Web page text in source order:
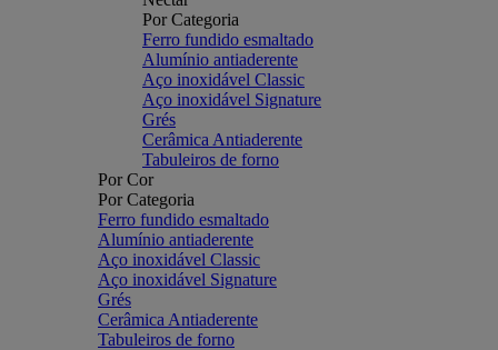
Por Categoria
Ferro fundido esmaltado
Alumínio antiaderente
Aço inoxidável Classic
Aço inoxidável Signature
Grés
Cerâmica Antiaderente
Tabuleiros de forno
Por Cor
Por Categoria
Ferro fundido esmaltado
Alumínio antiaderente
Aço inoxidável Classic
Aço inoxidável Signature
Grés
Cerâmica Antiaderente
Tabuleiros de forno